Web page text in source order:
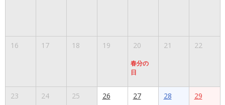
16 17 18 19 20
春分の
日
21 22
23 24 25 26 27 28 29